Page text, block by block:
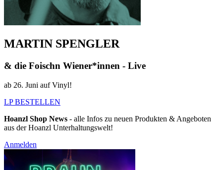
MARTIN SPENGLER
& die Foischn Wiener*innen - Live
ab 26. Juni auf Vinyl!
LP BESTELLEN
Hoanzl Shop News - alle Infos zu neuen Produkten & Angeboten
aus der Hoanzl Unterhaltungswelt!
Anmelden